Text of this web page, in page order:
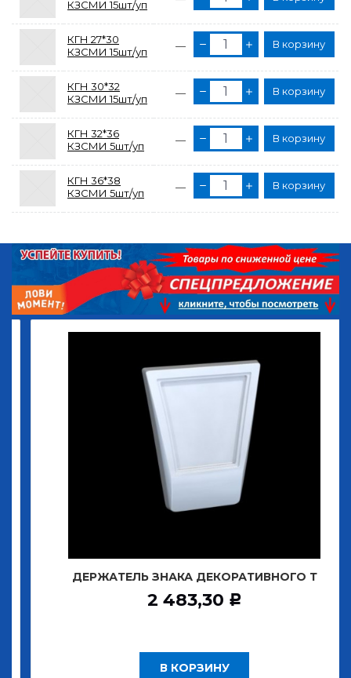
КЗСМИ 15шт/уп
КГН 27*30
КЗСМИ 15шт/уп
— В корзину
КГН 30*32
КЗСМИ 15шт/уп
— В корзину
КГН 32*36
КЗСМИ 5шт/уп
— В корзину
КГН 36*38
КЗСМИ 5шт/уп
— В корзину
ДЕРЖАТЕЛЬ ЗНАКА ДЕКОРАТИВНОГО Т
2 483,30 Р
В КОРЗИНУ